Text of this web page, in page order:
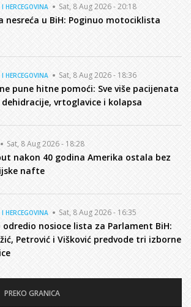
HERCEGOVINA Sat, 8 Aug 2026 - 20:18
nesreća u BiH: Poginuo motociklista
HERCEGOVINA Sat, 8 Aug 2026 - 18:36
pune hitne pomoći: Sve više pacijenata
vrtoglavice i kolapsa
Sat, 8 Aug 2026 - 18:28
nakon 40 godina Amerika ostala bez
nafte
HERCEGOVINA Sat, 8 Aug 2026 - 16:35
odredio nosioce lista za Parlament BiH:
Petrović i Višković predvode tri izborne
PREKO GRANICA